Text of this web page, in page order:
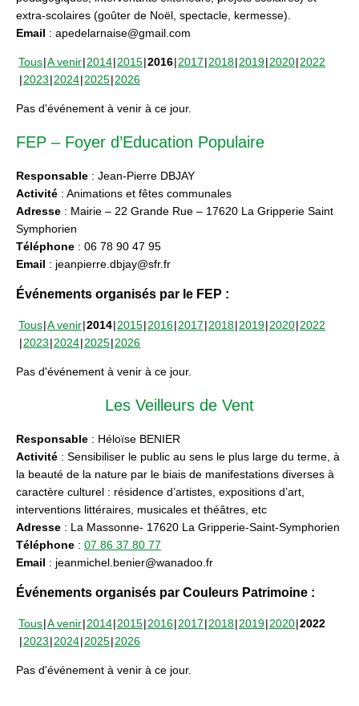
extra-scolaires (goûter de Noël, spectacle, kermesse).
Email : apedelarnaise@gmail.com
Tous A venir 2014 2015 2016 2017 2018 2019 2020 2022
2023 2024 2025 2026
Pas d'événement à venir à ce jour.
FEP – Foyer d’Education Populaire
Responsable : Jean-Pierre DBJAY
Activité : Animations et fêtes communales
Adresse : Mairie – 22 Grande Rue – 17620 La Gripperie Saint
Symphorien
Téléphone : 06 78 90 47 95
Email : jeanpierre.dbjay@sfr.fr
Événements organisés par le FEP :
Tous A venir 2014 2015 2016 2017 2018 2019 2020 2022
2023 2024 2025 2026
Pas d'événement à venir à ce jour.
Les Veilleurs de Vent
Responsable : Héloïse BENIER
Activité : Sensibiliser le public au sens le plus large du terme, à
la beauté de la nature par le biais de manifestations diverses à
caractère culturel : résidence d’artistes, expositions d’art,
interventions littéraires, musicales et théâtres, etc
Adresse : La Massonne- 17620 La Gripperie-Saint-Symphorien
Téléphone : 07 86 37 80 77
Email : jeanmichel.benier@wanadoo.fr
Événements organisés par Couleurs Patrimoine :
Tous A venir 2014 2015 2016 2017 2018 2019 2020 2022
2023 2024 2025 2026
Pas d'événement à venir à ce jour.